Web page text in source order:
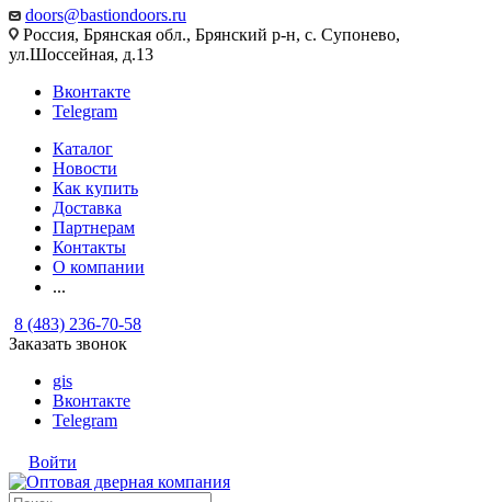
doors@bastiondoors.ru
Россия, Брянская обл., Брянский р-н, с. Супонево,
ул.Шоссейная, д.13
Вконтакте
Telegram
Каталог
Новости
Как купить
Доставка
Партнерам
Контакты
О компании
...
8 (483) 236-70-58
Заказать звонок
gis
Вконтакте
Telegram
Войти